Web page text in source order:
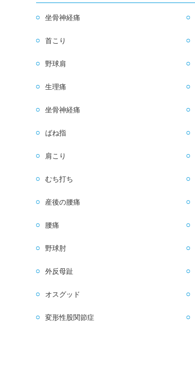
坐骨神経痛
首こり
野球肩
生理痛
坐骨神経痛
ばね指
肩こり
むち打ち
産後の腰痛
腰痛
野球肘
外反母趾
オスグッド
変形性股関節症